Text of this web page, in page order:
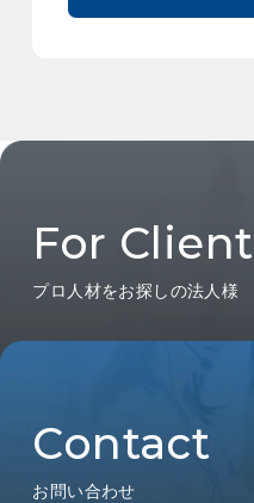
For Client
プロ人材をお探しの法人様
Contact
お問い合わせ